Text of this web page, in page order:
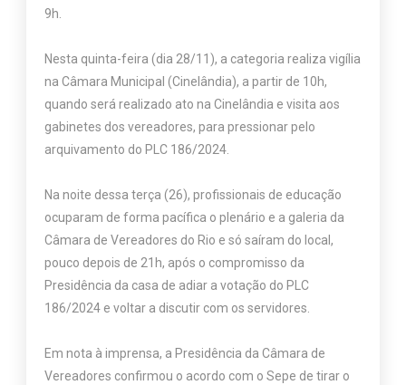
9h.
Nesta quinta-feira (dia 28/11), a categoria realiza vigília
na Câmara Municipal (Cinelândia), a partir de 10h,
quando será realizado ato na Cinelândia e visita aos
gabinetes dos vereadores, para pressionar pelo
arquivamento do PLC 186/2024.
Na noite dessa terça (26), profissionais de educação
ocuparam de forma pacífica o plenário e a galeria da
Câmara de Vereadores do Rio e só saíram do local,
pouco depois de 21h, após o compromisso da
Presidência da casa de adiar a votação do PLC
186/2024 e voltar a discutir com os servidores.
Em nota à imprensa, a Presidência da Câmara de
Vereadores confirmou o acordo com o Sepe de tirar o